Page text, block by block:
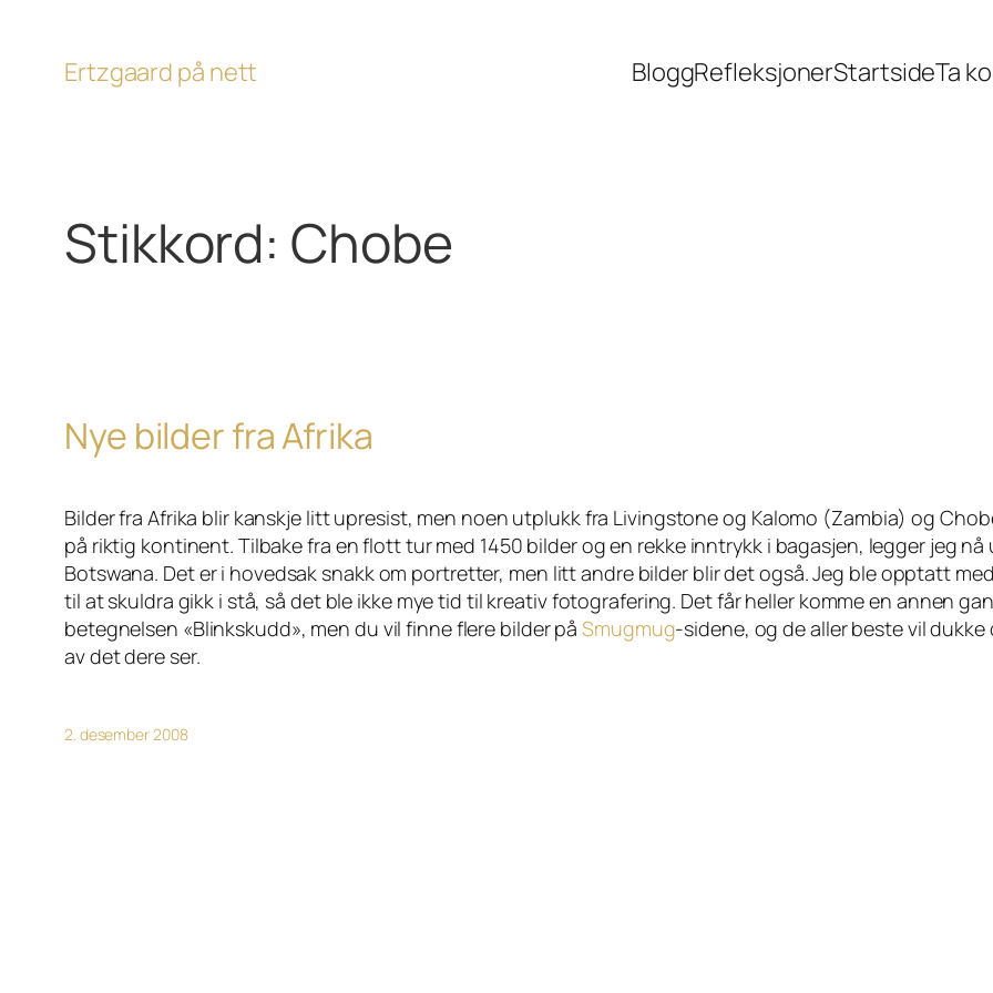
innhold
Ertzgaard på nett BloggRefleksjonerStartsideTa
Stikkord: Chobe
Nye bilder fra Afrika
Bilder fra Afrika blir kanskje litt upresist, men noen utplukk fra Livingstone og Kalomo (Zambia) og
på riktig kontinent. Tilbake fra en flott tur med 1450 bilder og en rekke inntrykk i bagasjen, legger jeg
Botswana. Det er i hovedsak snakk om portretter, men litt andre bilder blir det også. Jeg ble opptatt
til at skuldra gikk i stå, så det ble ikke mye tid til kreativ fotografering. Det får heller komme en annen
betegnelsen «Blinkskudd», men du vil finne flere bilder påSmugmug-sidene, og de aller beste vil
av det dere ser.
2. desember 2008